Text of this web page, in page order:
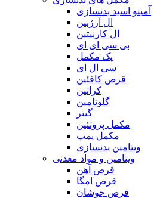
آمینو اسید بدنسازی
ال آرژنین
ال کارنیتین
بی سی ای ای
پک مکمل
سی ال ای
قرص کافئین
کراتین
گلوتامین
گینر
مکمل پروتئین
مکمل پمپ
ویتامین بدنسازی
ویتامین و مواد معدنی
قرص آهن
قرص امگا
قرص جوشان